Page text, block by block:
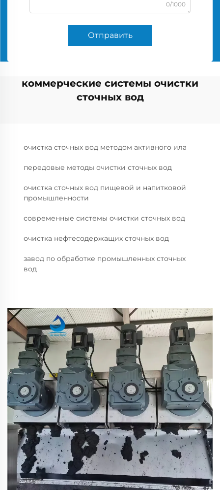
0/1000
Отправить
коммерческие системы очистки
сточных вод
очистка сточных вод методом активного ила
передовые методы очистки сточных вод
очистка сточных вод пищевой и напитковой
промышленности
современные системы очистки сточных вод
очистка нефтесодержащих сточных вод
завод по обработке промышленных сточных
вод